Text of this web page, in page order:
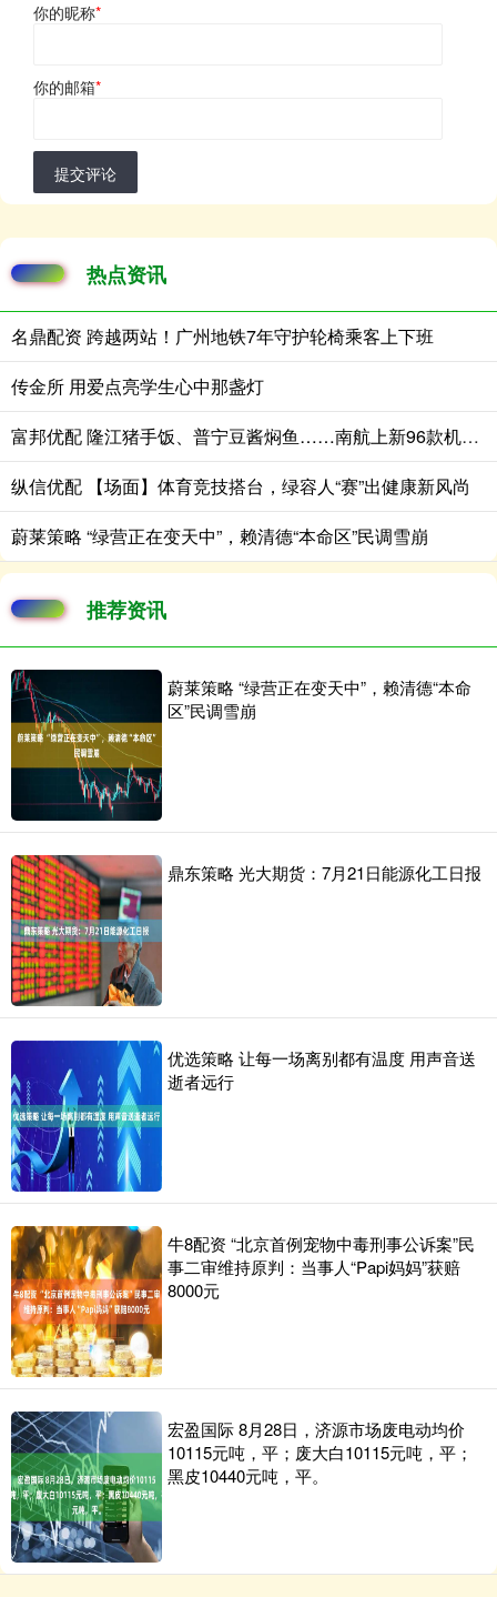
你的昵称*
你的邮箱*
提交评论
热点资讯
名鼎配资 跨越两站！广州地铁7年守护轮椅乘客上下班
传金所 用爱点亮学生心中那盏灯
富邦优配 隆江猪手饭、普宁豆酱焖鱼……南航上新96款机上餐食
纵信优配 【场面】体育竞技搭台，绿容人“赛”出健康新风尚
蔚莱策略 “绿营正在变天中”，赖清德“本命区”民调雪崩
推荐资讯
蔚莱策略 “绿营正在变天中”，赖清德“本命
区”民调雪崩
鼎东策略 光大期货：7月21日能源化工日报
优选策略 让每一场离别都有温度 用声音送
逝者远行
牛8配资 “北京首例宠物中毒刑事公诉案”民
事二审维持原判：当事人“Papi妈妈”获赔
8000元
宏盈国际 8月28日，济源市场废电动均价
10115元吨，平；废大白10115元吨，平；
黑皮10440元吨，平。